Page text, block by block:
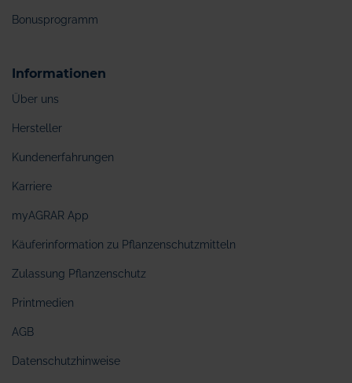
Bonusprogramm
Informationen
Über uns
Hersteller
Kundenerfahrungen
Karriere
myAGRAR App
Käuferinformation zu Pflanzenschutzmitteln
Zulassung Pflanzenschutz
Printmedien
AGB
Datenschutzhinweise